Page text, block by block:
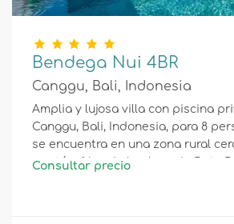
Bendega Nui 4BR
Canggu, Bali, Indonesia
Amplia y lujosa villa con piscina
Canggu, Bali, Indonesia, para 8
se encuentra en una zona rural
y está a 1 km de la playa de Batu
Consultar precio